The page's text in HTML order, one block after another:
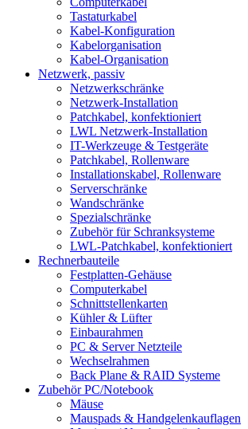
Tastaturkabel
Kabel-Konfiguration
Kabelorganisation
Kabel-Organisation
Netzwerk, passiv
Netzwerkschränke
Netzwerk-Installation
Patchkabel, konfektioniert
LWL Netzwerk-Installation
IT-Werkzeuge & Testgeräte
Patchkabel, Rollenware
Installationskabel, Rollenware
Serverschränke
Wandschränke
Spezialschränke
Zubehör für Schranksysteme
LWL-Patchkabel, konfektioniert
Rechnerbauteile
Festplatten-Gehäuse
Computerkabel
Schnittstellenkarten
Kühler & Lüfter
Einbaurahmen
PC & Server Netzteile
Wechselrahmen
Back Plane & RAID Systeme
Zubehör PC/Notebook
Mäuse
Mauspads & Handgelenkauflagen